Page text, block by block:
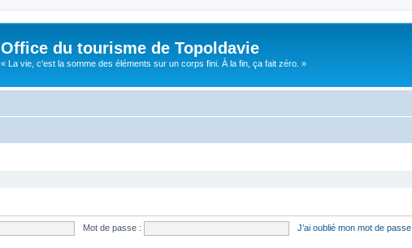
Office du tourisme de Topoldavie
« La vie, c'est la somme des éléments sur un corps fini. À la fin, ça fait zéro. »
Mot de passe : J’ai oublié mon mot de passe